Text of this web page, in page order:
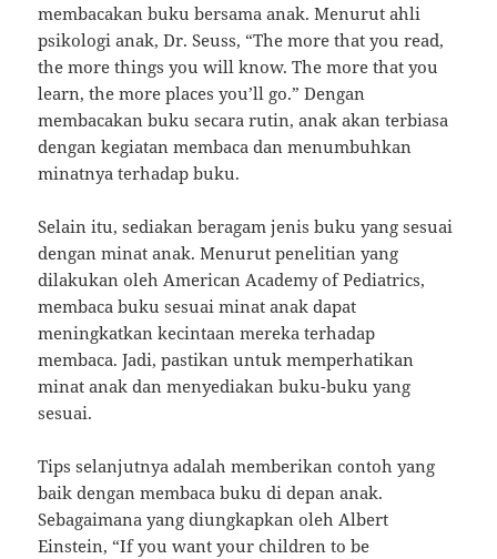
membacakan buku bersama anak. Menurut ahli
psikologi anak, Dr. Seuss, “The more that you read,
the more things you will know. The more that you
learn, the more places you’ll go.” Dengan
membacakan buku secara rutin, anak akan terbiasa
dengan kegiatan membaca dan menumbuhkan
minatnya terhadap buku.
Selain itu, sediakan beragam jenis buku yang sesuai
dengan minat anak. Menurut penelitian yang
dilakukan oleh American Academy of Pediatrics,
membaca buku sesuai minat anak dapat
meningkatkan kecintaan mereka terhadap
membaca. Jadi, pastikan untuk memperhatikan
minat anak dan menyediakan buku-buku yang
sesuai.
Tips selanjutnya adalah memberikan contoh yang
baik dengan membaca buku di depan anak.
Sebagaimana yang diungkapkan oleh Albert
Einstein, “If you want your children to be